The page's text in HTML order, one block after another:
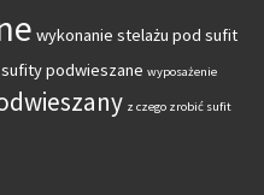
wykonanie stelażu pod sufit
podwieszane wyposażenie
z czego zrobić sufit